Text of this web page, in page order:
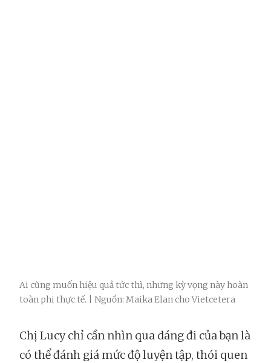
Ai cũng muốn hiệu quả tức thì, nhưng kỳ vọng này hoàn
toàn phi thực tế. | Nguồn: Maika Elan cho Vietcetera
Chị Lucy chỉ cần nhìn qua dáng đi của bạn là
có thể đánh giá mức độ luyện tập, thói quen